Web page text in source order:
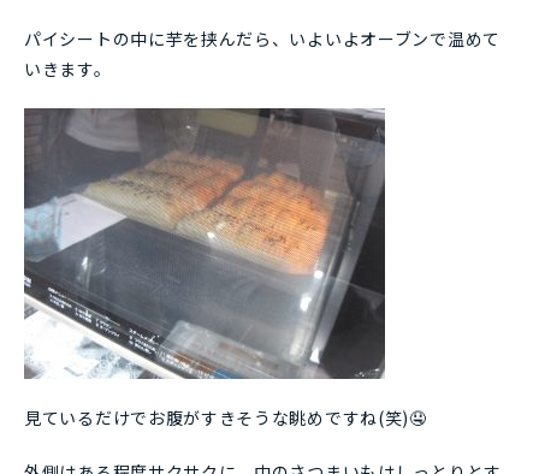
パイシートの中に芋を挟んだら、いよいよオーブンで温めて
いきます。
見ているだけでお腹がすきそうな眺めですね(笑)🤤